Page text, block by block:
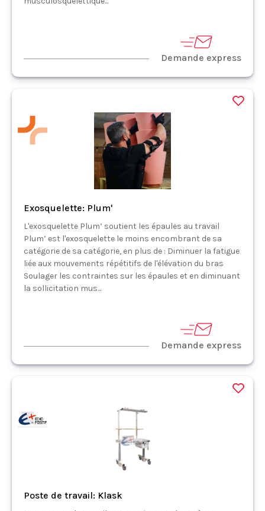
Demande express
Exosquelette: Plum'
L'exosquelette Plum’ soutient les épaules au travail
Plum’ est l'exosquelette le moins encombrant de sa
catégorie de sa catégorie, en plus de : Diminuer la fatigue
liée aux mouvements répétitifs de l'élévation du bras
Soulager les contraintes sur les épaules et en diminuant
la sollicitation mus...
Demande express
Poste de travail: Klask